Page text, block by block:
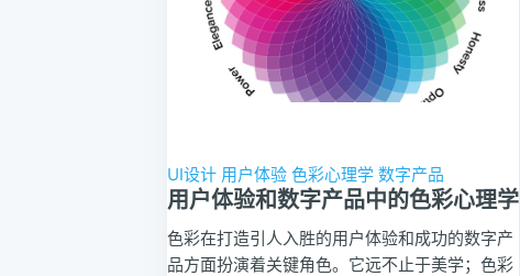
UI设计 用户体验 色彩心理学 数字产品
用户体验和数字产品中的色彩心理学
色彩在打造引人入胜的用户体验和成功的数字产
品方面扮演着关键角色。它远不止于美学；色彩